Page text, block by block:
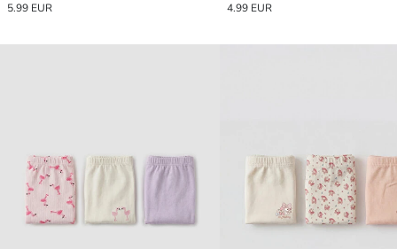
5.99 EUR
4.99 EUR